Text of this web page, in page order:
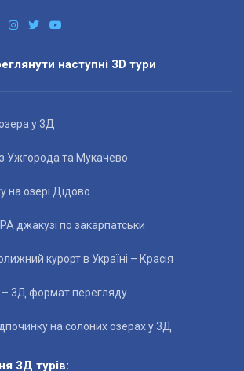
наступні 3D тури
у 3Д
з Ужгорода та Мукачево
на озері Дідово
джакузі по закарпатськи
курорт в Україні – Красія
– 3Д формат перегляду
на солоних озерах у 3Д
3Д турів: